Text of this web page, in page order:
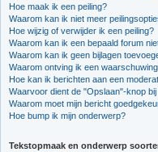
Hoe maak ik een peiling?
Waarom kan ik niet meer
Hoe wijzig of verwijder ik een peiling?
Waarom kan ik een bepaald forum
Waarom kan ik geen bijlagen
Waarom ontving ik een
Hoe kan ik berichten aan een
Waarvoor dient de "Opslaan"-knop
Waarom moet mijn bericht
Hoe bump ik mijn onderwerp?
Tekstopmaak en onderwerp